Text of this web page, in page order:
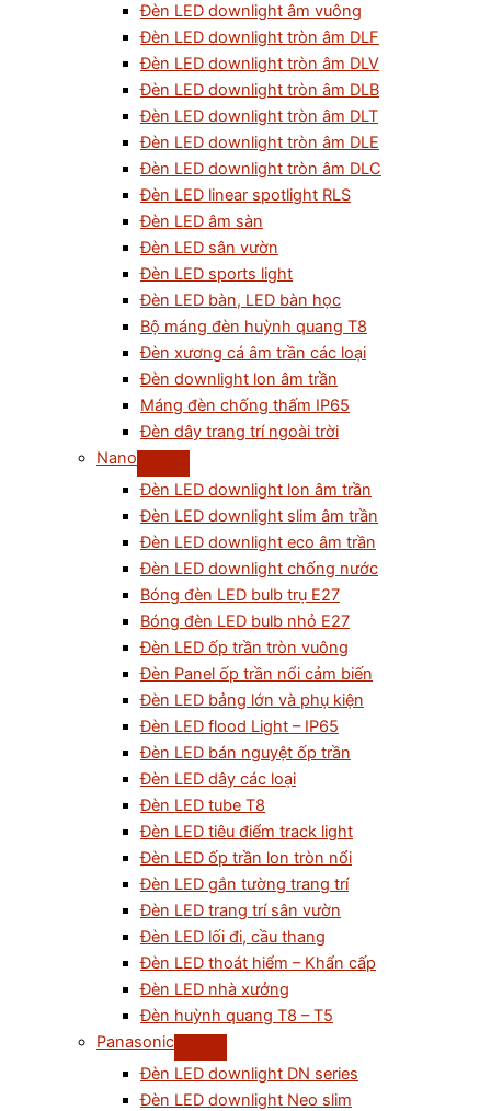
Đèn LED downlight âm vuông
Đèn LED downlight tròn âm DLF
Đèn LED downlight tròn âm DLV
Đèn LED downlight tròn âm DLB
Đèn LED downlight tròn âm DLT
Đèn LED downlight tròn âm DLE
Đèn LED downlight tròn âm DLC
Đèn LED linear spotlight RLS
Đèn LED âm sàn
Đèn LED sân vườn
Đèn LED sports light
Đèn LED bàn, LED bàn học
Bộ máng đèn huỳnh quang T8
Đèn xương cá âm trần các loại
Đèn downlight lon âm trần
Máng đèn chống thấm IP65
Đèn dây trang trí ngoài trời
Nano
Đèn LED downlight lon âm trần
Đèn LED downlight slim âm trần
Đèn LED downlight eco âm trần
Đèn LED downlight chống nước
Bóng đèn LED bulb trụ E27
Bóng đèn LED bulb nhỏ E27
Đèn LED ốp trần tròn vuông
Đèn Panel ốp trần nổi cảm biến
Đèn LED bảng lớn và phụ kiện
Đèn LED flood Light – IP65
Đèn LED bán nguyệt ốp trần
Đèn LED dây các loại
Đèn LED tube T8
Đèn LED tiêu điểm track light
Đèn LED ốp trần lon tròn nổi
Đèn LED gắn tường trang trí
Đèn LED trang trí sân vườn
Đèn LED lối đi, cầu thang
Đèn LED thoát hiểm – Khẩn cấp
Đèn LED nhà xưởng
Đèn huỳnh quang T8 – T5
Panasonic
Đèn LED downlight DN series
Đèn LED downlight Neo slim